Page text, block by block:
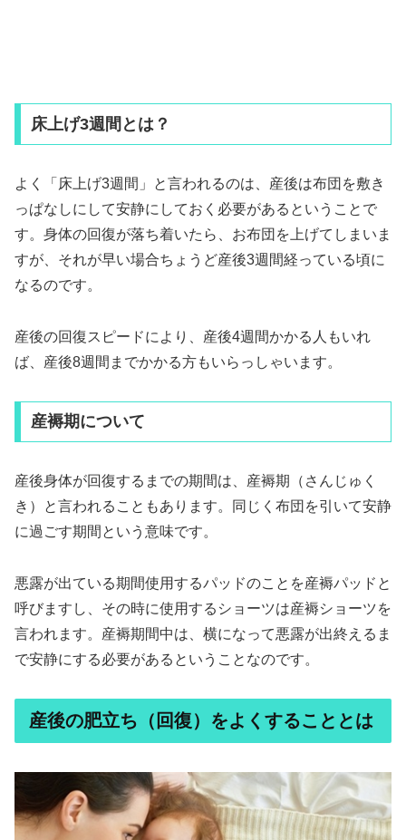
床上げ3週間とは？
よく「床上げ3週間」と言われるのは、産後は布団を敷き
っぱなしにして安静にしておく必要があるということで
す。身体の回復が落ち着いたら、お布団を上げてしまいま
すが、それが早い場合ちょうど産後3週間経っている頃に
なるのです。
産後の回復スピードにより、産後4週間かかる人もいれ
ば、産後8週間までかかる方もいらっしゃいます。
産褥期について
産後身体が回復するまでの期間は、産褥期（さんじゅく
き）と言われることもあります。同じく布団を引いて安静
に過ごす期間という意味です。
悪露が出ている期間使用するパッドのことを産褥パッドと
呼びますし、その時に使用するショーツは産褥ショーツを
言われます。産褥期間中は、横になって悪露が出終えるま
で安静にする必要があるということなのです。
産後の肥立ち（回復）をよくすることとは